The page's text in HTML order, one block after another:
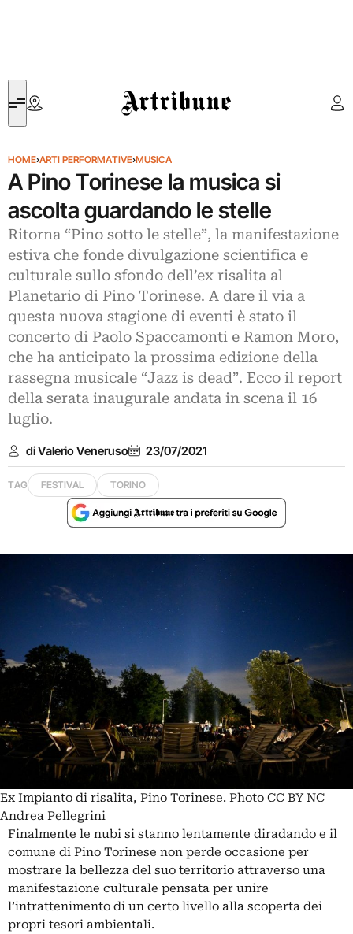
Artribune
HOME›ARTI PERFORMATIVE›MUSICA
A Pino Torinese la musica si
ascolta guardando le stelle
Ritorna “Pino sotto le stelle”, la manifestazione
estiva che fonde divulgazione scientifica e
culturale sullo sfondo dell’ex risalita al
Planetario di Pino Torinese. A dare il via a
questa nuova stagione di eventi è stato il
concerto di Paolo Spaccamonti e Ramon Moro,
che ha anticipato la prossima edizione della
rassegna musicale “Jazz is dead”. Ecco il report
della serata inaugurale andata in scena il 16
luglio.
di Valerio Veneruso 23/07/2021
TAG FESTIVAL TORINO
Ex Impianto di risalita, Pino Torinese. Photo CC BY NC
Andrea Pellegrini
Finalmente le nubi si stanno lentamente diradando e il
comune di Pino Torinese non perde occasione per
mostrare la bellezza del suo territorio attraverso una
manifestazione culturale pensata per unire
l’intrattenimento di un certo livello alla scoperta dei
propri tesori ambientali.